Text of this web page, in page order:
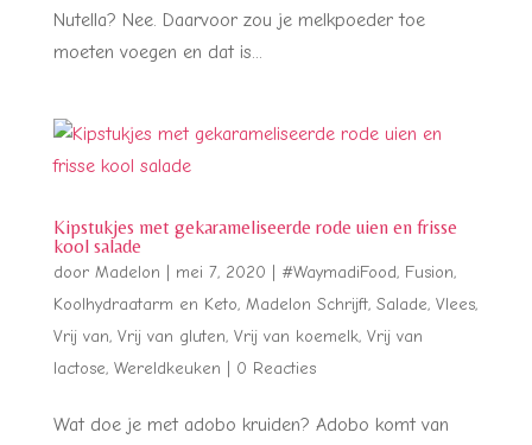
Nutella? Nee. Daarvoor zou je melkpoeder toe
moeten voegen en dat is...
Kipstukjes met gekarameliseerde rode uien en frisse
kool salade
door Madelon mei 7, 2020 #WaymadiFood, Fusion,
Koolhydraatarm en Keto, Madelon Schrijft, Salade, Vlees,
Vrij van, Vrij van gluten, Vrij van koemelk, Vrij van
lactose, Wereldkeuken 0 Reacties
Wat doe je met adobo kruiden? Adobo komt van